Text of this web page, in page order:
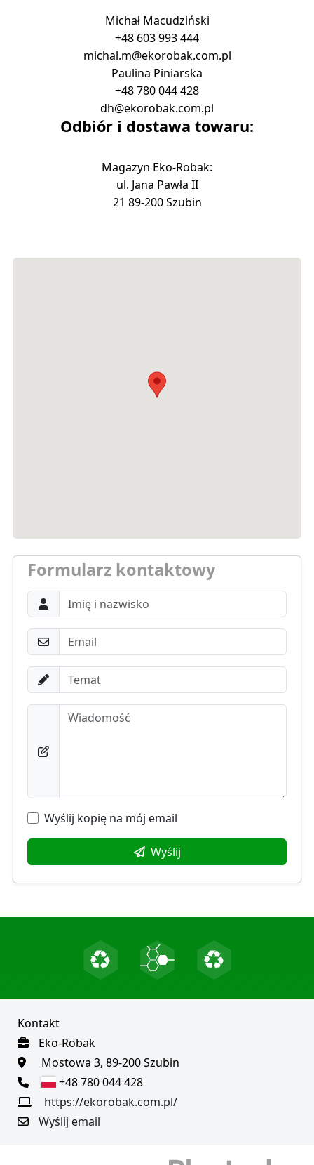
Michał Macudziński
+48 603 993 444
michal.m@ekorobak.com.pl
Paulina Piniarska
+48 780 044 428
dh@ekorobak.com.pl
Odbiór i dostawa towaru:
Magazyn Eko-Robak:
ul. Jana Pawła II
21 89-200 Szubin
Formularz kontaktowy
Wyślij kopię na mój email
Wyślij
Kontakt
Eko-Robak
Mostowa 3, 89-200 Szubin
+48 780 044 428
https://ekorobak.com.pl/
Wyślij email